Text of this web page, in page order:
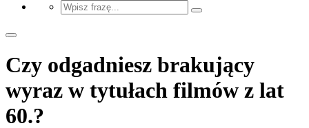
Czy odgadniesz brakujący
wyraz w tytułach filmów z lat
60.?